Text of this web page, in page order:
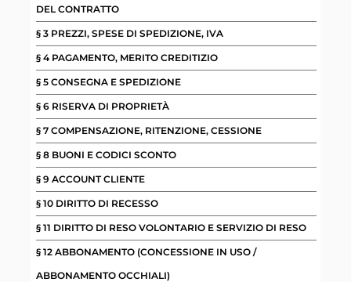
DEL CONTRATTO
§ 3 PREZZI, SPESE DI SPEDIZIONE, IVA
§ 4 PAGAMENTO, MERITO CREDITIZIO
§ 5 CONSEGNA E SPEDIZIONE
§ 6 RISERVA DI PROPRIETÀ
§ 7 COMPENSAZIONE, RITENZIONE, CESSIONE
§ 8 BUONI E CODICI SCONTO
§ 9 ACCOUNT CLIENTE
§ 10 DIRITTO DI RECESSO
§ 11 DIRITTO DI RESO VOLONTARIO E SERVIZIO DI RESO
§ 12 ABBONAMENTO (CONCESSIONE IN USO /
ABBONAMENTO OCCHIALI)